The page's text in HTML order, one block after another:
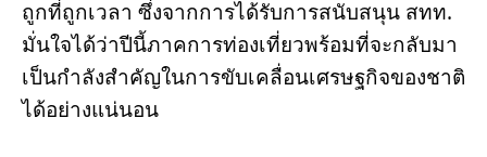
ถูกที่ถูกเวลา ซึ่งจากการได้รับการสนับสนุน สทท.
มั่นใจได้ว่าปีนี้ภาคการท่องเที่ยวพร้อมที่จะกลับมา
เป็นกำลังสำคัญในการขับเคลื่อนเศรษฐกิจของชาติ
ได้อย่างแน่นอน